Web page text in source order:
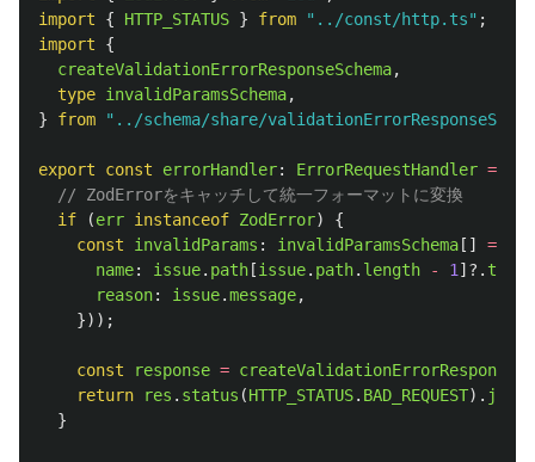
import
{ HTTP_STATUS } from " ../const/http.ts" ;
import
{
createValidationErrorResponseSchema,
type invalidParamsSchema,
}
from " ../schema/share/
export const errorHandler: ErrorRequestHandler =
// ZodErrorをキャッチして統一フォーマットに変換
if
(err instanceof ZodError)
{
const
invalidParams : invalidParamsSchema [] =
name: issue. path [issue. path. length - 1 ]?.
reason: issue.message,
}));
const response =
return
res . status (HTTP_STATUS. BAD_REQUEST). json
}